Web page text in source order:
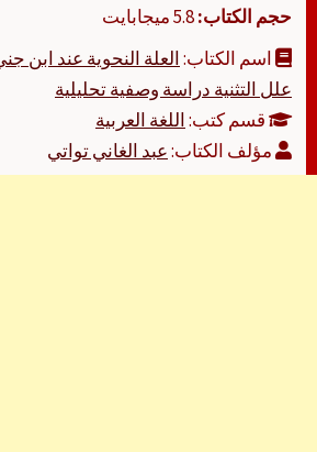
حجم الكتاب:
اسم الكتاب:العلة النحوية عند ابن
علل التثنية دراسة وصفية تحليلية
قسم كتب:اللغة العربية
مؤلف الكتاب:عبد الغاني تواتي